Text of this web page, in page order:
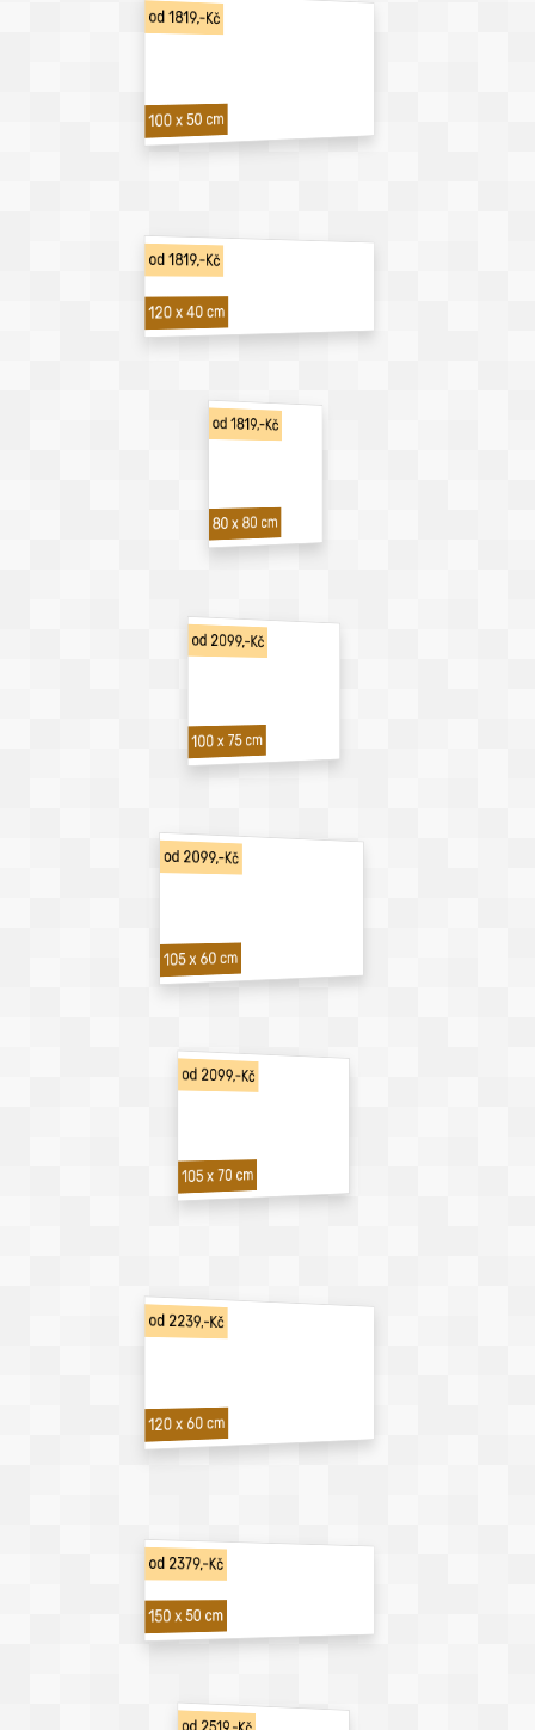
od 1819,-Kč
100 x 50 cm
od 1819,-Kč
120 x 40 cm
od 1819,-Kč
80 x 80 cm
od 2099,-Kč
100 x 75 cm
od 2099,-Kč
105 x 60 cm
od 2099,-Kč
105 x 70 cm
od 2239,-Kč
120 x 60 cm
od 2379,-Kč
150 x 50 cm